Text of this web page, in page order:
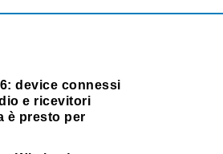
device connessi
e ricevitori
è presto per